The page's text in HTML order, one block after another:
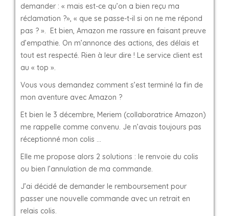
demander : « mais est-ce qu’on a bien reçu ma
réclamation ?», « que se passe-t-il si on ne me répond
pas ? ». Et bien, Amazon me rassure en faisant preuve
d’empathie. On m’annonce des actions, des délais et
tout est respecté. Rien à leur dire ! Le service client est
au « top ».
Vous vous demandez comment s’est terminé la fin de
mon aventure avec Amazon ?
Et bien le 3 décembre, Meriem (collaboratrice Amazon)
me rappelle comme convenu. Je n’avais toujours pas
réceptionné mon colis …
Elle me propose alors 2 solutions : le renvoie du colis
ou bien l’annulation de ma commande.
J’ai décidé de demander le remboursement pour
passer une nouvelle commande avec un retrait en
relais colis.